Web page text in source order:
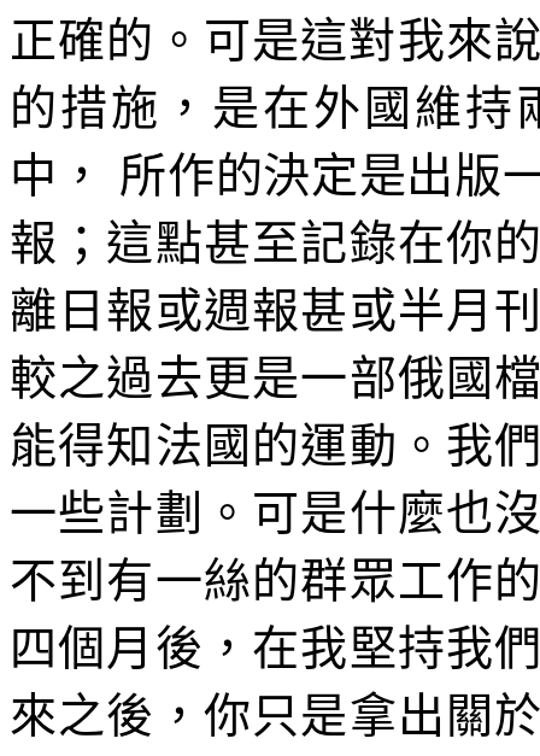
正確的。可是這對我來
的措施，是在外國維持
中，
所作的決定是出版
報；這點甚至記錄在你
離日報或週報甚或半月
較之過去更是一部俄國
能得知法國的運動。我
一些計劃。可是什麼也
不到有一絲的群眾工作
四個月後，在我堅持我
來之後，你只是拿出關